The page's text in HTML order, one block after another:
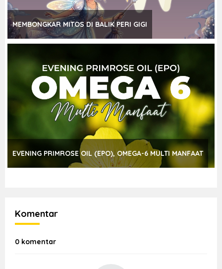
MEMBONGKAR MITOS DI BALIK PERI GIGI
EVENING PRIMROSE OIL (EPO), OMEGA-6 MULTI MANFAAT
Komentar
0 komentar